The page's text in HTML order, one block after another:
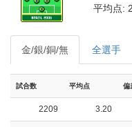
平均点:
金/銀/銅/無 全選手
試合数 平均点 偏
2209 3.20